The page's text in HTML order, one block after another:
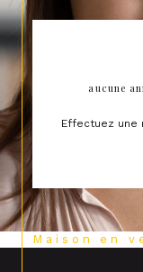
aucune
Effectuez une
Maison en